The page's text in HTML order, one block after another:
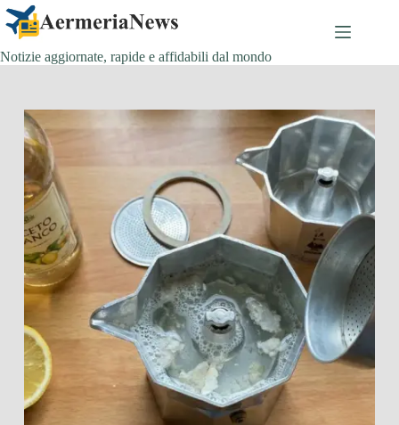
Salta
al
contenuto
Notizie aggiornate, rapide e affidabili dal mondo